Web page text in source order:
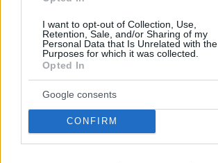
I want to opt-out of Collection, Use,
Retention, Sale, and/or Sharing of my
Personal Data that Is Unrelated with the
Purposes for which it was collected.
Opted In
Google consents
CONFIRM